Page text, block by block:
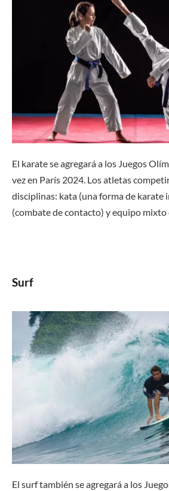
El karate se agregará a los Juegos
vez en París 2024. Los atletas
disciplinas: kata (una forma de karate
(combate de contacto) y equipo mixto
Surf
El surf también se agregará a los